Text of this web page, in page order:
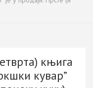
књига
кувар”